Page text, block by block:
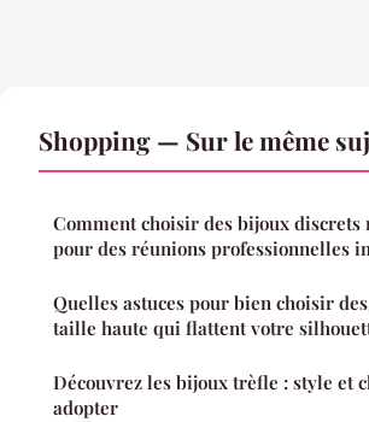
Shopping — Sur le même
Comment choisir des bijoux discrets
pour des réunions professionnelles
Quelles astuces pour bien choisir
taille haute qui flattent votre
Découvrez les bijoux trèfle : style et
adopter